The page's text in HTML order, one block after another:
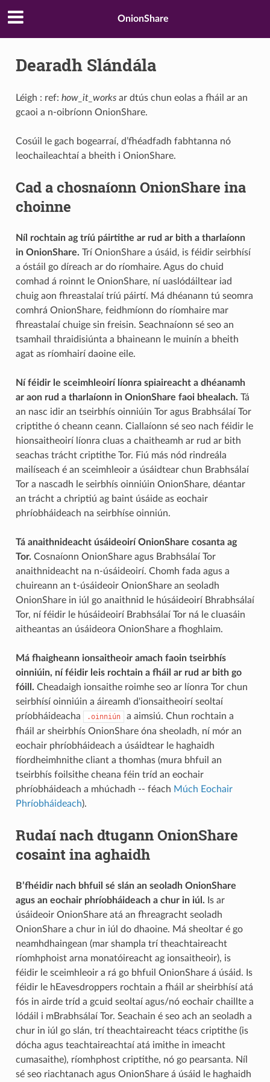
OnionShare
Dearadh Slándála
Léigh : ref: how_it_worksar dtús chun eolas a fháil ar an
gcaoi a n-oibríonn OnionShare.
Cosúil le gach bogearraí, d’fhéadfadh fabhtanna nó
leochaileachtaí a bheith i OnionShare.
Cad a chosnaíonn OnionShare ina
choinne
Níl rochtain ag tríú páirtithe ar rud ar bith a tharlaíonn
in OnionShare. Trí OnionShare a úsáid, is féidir seirbhísí
a óstáil go díreach ar do ríomhaire. Agus do chuid
comhad á roinnt le OnionShare, ní uaslódáiltear iad
chuig aon fhreastalaí tríú páirtí. Má dhéanann tú seomra
comhrá OnionShare, feidhmíonn do ríomhaire mar
fhreastalaí chuige sin freisin. Seachnaíonn sé seo an
tsamhail thraidisiúnta a bhaineann le muinín a bheith
agat as ríomhairí daoine eile.
Ní féidir le sceimhleoirí líonra spiaireacht a dhéanamh
ar aon rud a tharlaíonn in OnionShare faoi bhealach. Tá
an nasc idir an tseirbhís oinniúin Tor agus Brabhsálaí Tor
criptithe ó cheann ceann. Ciallaíonn sé seo nach féidir le
hionsaitheoirí líonra cluas a chaitheamh ar rud ar bith
seachas trácht criptithe Tor. Fiú más nód rindreála
mailíseach é an sceimhleoir a úsáidtear chun Brabhsálaí
Tor a nascadh le seirbhís oinniúin OnionShare, déantar
an trácht a chriptiú ag baint úsáide as eochair
phríobháideach na seirbhíse oinniún.
Tá anaithnideacht úsáideoirí OnionShare cosanta ag
Tor. Cosnaíonn OnionShare agus Brabhsálaí Tor
anaithnideacht na n-úsáideoirí. Chomh fada agus a
chuireann an t-úsáideoir OnionShare an seoladh
OnionShare in iúl go anaithnid le húsáideoirí Bhrabhsálaí
Tor, ní féidir le húsáideoirí Brabhsálaí Tor ná le cluasáin
aitheantas an úsáideora OnionShare a fhoghlaim.
Má fhaigheann ionsaitheoir amach faoin tseirbhís
oinniúin, ní féidir leis rochtain a fháil ar rud ar bith go
fóill. Cheadaigh ionsaithe roimhe seo ar líonra Tor chun
seirbhísí oinniúin a áireamh d'ionsaitheoirí seoltaí
príobháideacha
.oinniún
a aimsiú. Chun rochtain a
fháil ar sheirbhís OnionShare óna sheoladh, ní mór an
eochair phríobháideach a úsáidtear le haghaidh
fíordheimhnithe cliant a thomhas (mura bhfuil an
tseirbhís foilsithe cheana féin tríd an eochair
phríobháideach a mhúchadh -- féach Múch Eochair
Phríobháideach).
Rudaí nach dtugann OnionShare
cosaint ina aghaidh
B’fhéidir nach bhfuil sé slán an seoladh OnionShare
agus an eochair phríobháideach a chur in iúl. Is ar
úsáideoir OnionShare atá an fhreagracht seoladh
OnionShare a chur in iúl do dhaoine. Má sheoltar é go
neamhdhaingean (mar shampla trí theachtaireacht
ríomhphoist arna monatóireacht ag ionsaitheoir), is
féidir le sceimhleoir a rá go bhfuil OnionShare á úsáid. Is
féidir le hEavesdroppers rochtain a fháil ar sheirbhísí atá
fós in airde tríd a gcuid seoltaí agus/nó eochair chaillte a
lódáil i mBrabhsálaí Tor. Seachain é seo ach an seoladh a
chur in iúl go slán, trí theachtaireacht téacs criptithe (is
dócha agus teachtaireachtaí atá imithe in imeacht
cumasaithe), ríomhphost criptithe, nó go pearsanta. Níl
sé seo riachtanach agus OnionShare á úsáid le haghaidh